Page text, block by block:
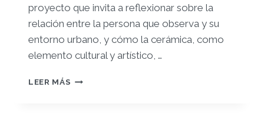
proyecto que invita a reflexionar sobre la
relación entre la persona que observa y su
entorno urbano, y cómo la cerámica, como
elemento cultural y artístico, …
LEER MÁS DESDE